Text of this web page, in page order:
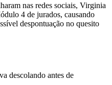
nas redes sociais, Virginia
4 de jurados, causando
despontuação no quesito
descolando antes de